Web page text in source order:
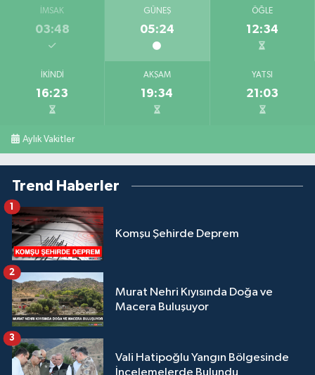
İMSAK
03:48
GÜNEŞ
05:24
ÖĞLE
12:34
İKINDI
16:23
AKŞAM
19:34
YATSI
21:03
Aylık Vakitler
Trend Haberler
Komşu Şehirde Deprem
1
Murat Nehri Kıyısında Doğa ve
Macera Buluşuyor
2
Vali Hatipoğlu Yangın Bölgesinde
İncelemelerde Bulundu
3